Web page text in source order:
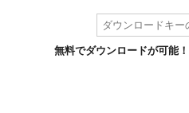
無料でダウンロードが可能！